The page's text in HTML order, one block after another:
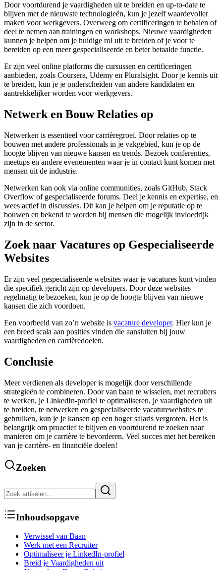
Door voortdurend je vaardigheden uit te breiden en up-to-date te
blijven met de nieuwste technologieën, kun je jezelf waardevoller
maken voor werkgevers. Overweeg om certificeringen te behalen of
deel te nemen aan trainingen en workshops. Nieuwe vaardigheden
kunnen je helpen om je huidige rol uit te breiden of je voor te
bereiden op een meer gespecialiseerde en beter betaalde functie.
Er zijn veel online platforms die cursussen en certificeringen
aanbieden, zoals Coursera, Udemy en Pluralsight. Door je kennis uit
te breiden, kun je je onderscheiden van andere kandidaten en
aantrekkelijker worden voor werkgevers.
Netwerk en Bouw Relaties op
Netwerken is essentieel voor carrièregroei. Door relaties op te
bouwen met andere professionals in je vakgebied, kun je op de
hoogte blijven van nieuwe kansen en trends. Bezoek conferenties,
meetups en andere evenementen waar je in contact kunt komen met
mensen uit de industrie.
Netwerken kan ook via online communities, zoals GitHub, Stack
Overflow of gespecialiseerde forums. Deel je kennis en expertise, en
wees actief in discussies. Dit kan je helpen om je reputatie op te
bouwen en bekend te worden bij mensen die mogelijk invloedrijk
zijn in de sector.
Zoek naar Vacatures op Gespecialiseerde
Websites
Er zijn veel gespecialiseerde websites waar je vacatures kunt vinden
die specifiek gericht zijn op developers. Door deze websites
regelmatig te bezoeken, kun je op de hoogte blijven van nieuwe
kansen die zich voordoen.
Een voorbeeld van zo’n website is vacature developer. Hier kun je
een breed scala aan posities vinden die aansluiten bij jouw
vaardigheden en carrièredoelen.
Conclusie
Meer verdienen als developer is mogelijk door verschillende
strategieën te combineren. Door van baan te wisselen, met recruiters
te werken, je LinkedIn-profiel te optimaliseren, je vaardigheden uit
te breiden, te netwerken en gespecialiseerde vacaturewebsites te
gebruiken, kun je je kansen op een hoger salaris vergroten. Het is
belangrijk om proactief te blijven en voortdurend te zoeken naar
manieren om je carrière te bevorderen. Veel succes met het bereiken
van je carrière- en financiële doelen!
Zoeken
Inhoudsopgave
Verwissel van Baan
Werk met een Recruiter
Optimaliseer je LinkedIn-profiel
Breid je Vaardigheden uit